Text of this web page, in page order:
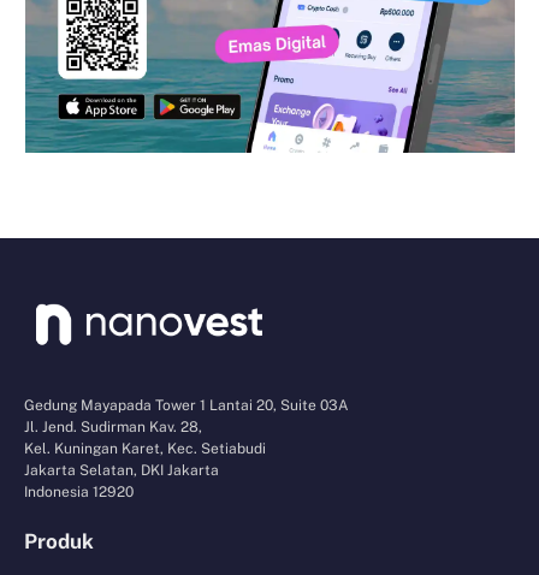
Gedung Mayapada Tower 1 Lantai 20, Suite 03A
Jl. Jend. Sudirman Kav. 28,
Kel. Kuningan Karet, Kec. Setiabudi
Jakarta Selatan, DKI Jakarta
Indonesia 12920
Produk